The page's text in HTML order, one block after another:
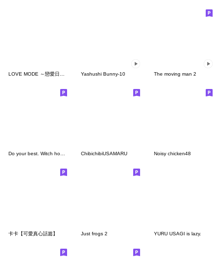
Yashushi Bunny-10 The moving man 2
Do your best. Witch hood 30 ChibichibiUSAMARU Noisy chicken48
卡卡【可愛真心話篇】 Just frogs 2 YURU USAGI is lazy.